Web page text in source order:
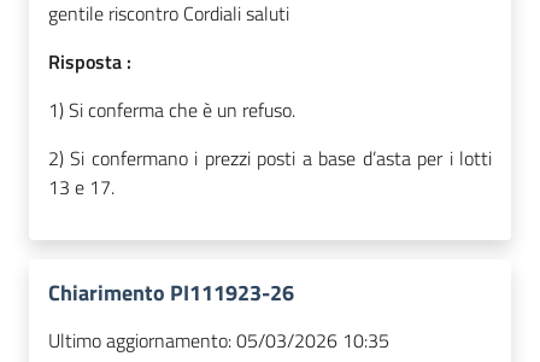
gentile riscontro Cordiali saluti
Risposta :
1)Si conferma che è un refuso.
2)Si confermano i prezzi posti a base d’asta per i lotti
13 e 17.
Chiarimento PI111923-26
Ultimo aggiornamento:05/03/2026 10:35